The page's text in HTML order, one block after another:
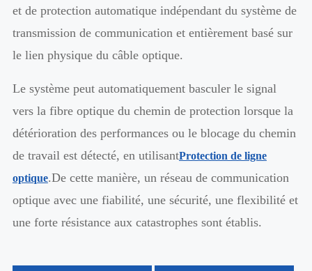
et de protection automatique indépendant du système de
transmission de communication et entièrement basé sur
le lien physique du câble optique.
Le système peut automatiquement basculer le signal
vers la fibre optique du chemin de protection lorsque la
détérioration des performances ou le blocage du chemin
de travail est détecté, en utilisantProtection de ligne
optique.De cette manière, un réseau de communication
optique avec une fiabilité, une sécurité, une flexibilité et
une forte résistance aux catastrophes sont établis.